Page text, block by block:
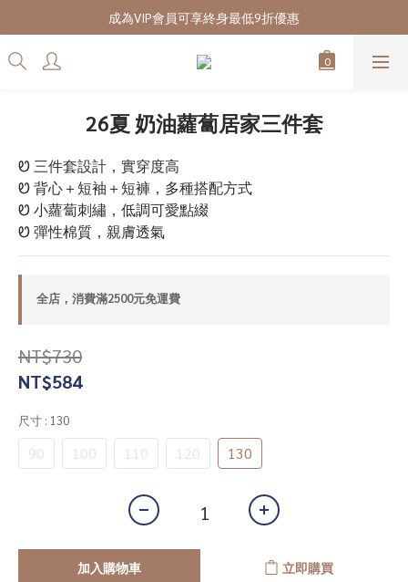
7/28-8/20 CUBi 收藏季全館買二送一
成為VIP會員可享終身最低9折優惠
7/28-8/20 CUBi 收藏季全館買二送一
26夏 奶油蘿蔔居家三件套
Ꮼ 三件套設計，實穿度高
Ꮼ 背心＋短袖＋短褲，多種搭配方式
Ꮼ 小蘿蔔刺繡，低調可愛點綴
Ꮼ 彈性棉質，親膚透氣
全店，消費滿2500元免運費
NT$730
NT$584
尺寸 : 130
90 100 110 120 130
加入購物車 立即購買